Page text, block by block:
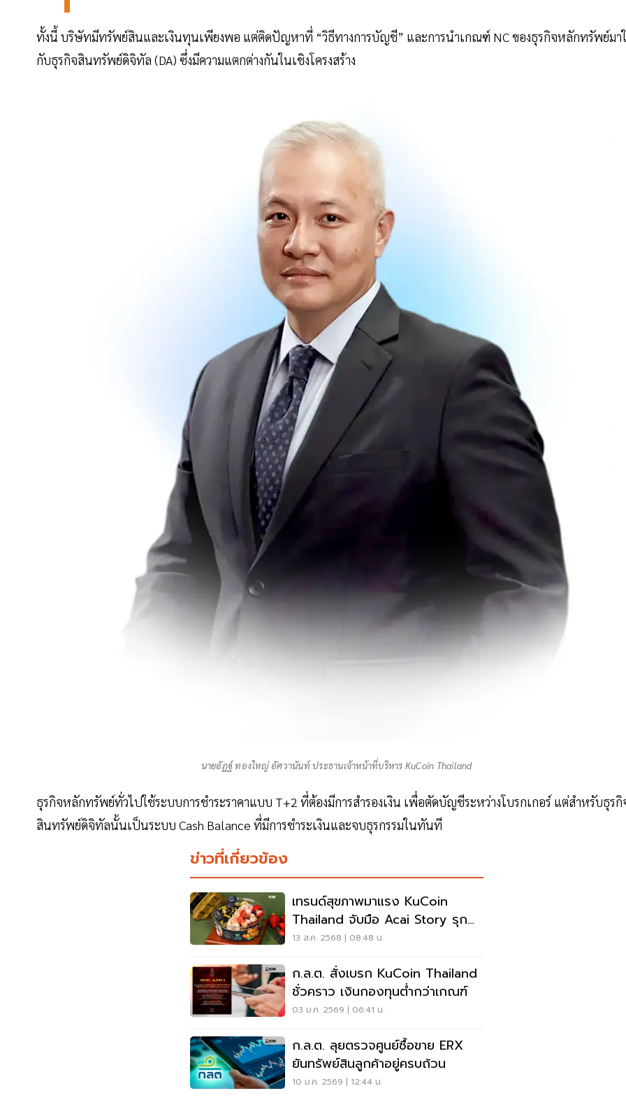
ทั้งนี้ บริษัทมีทรัพย์สินและเงินทุนเพียงพอ แต่ติดปัญหาที่ “วิธีทางการบัญชี” และการนำเกณฑ์ NC ของธุรกิจหลักทรัพย์มา
กับธุรกิจสินทรัพย์ดิจิทัล (DA) ซึ่งมีความแตกต่างกันในเชิงโครงสร้าง
นายอัฏฐ์ ทองใหญ่ อัศวานันท์ ประธานเจ้าหน้าที่บริหาร KuCoin Thailand
ธุรกิจหลักทรัพย์ทั่วไปใช้ระบบการชำระราคาแบบ T+2 ที่ต้องมีการสำรองเงิน เพื่อตัดบัญชีระหว่างโบรกเกอร์ แต่สำหรับธุรกิ
สินทรัพย์ดิจิทัลนั้นเป็นระบบ Cash Balance ที่มีการชำระเงินและจบธุรกรรมในทันที
ข่าวที่เกี่ยวข้อง
เทรนด์สุขภาพมาแรง KuCoin
Thailand จับมือ Acai Story รุก
ตลาดซูเปอร์ฟู้ด
13 ส.ค. 2568 | 08:48 น.
ก.ล.ต. สั่งเบรก KuCoin Thailand
ชั่วคราว เงินกองทุนต่ำกว่าเกณฑ์
03 ม.ค. 2569 | 06:41 น.
ก.ล.ต. ลุยตรวจศูนย์ซื้อขาย ERX
ยันทรัพย์สินลูกค้าอยู่ครบถ้วน
10 ม.ค. 2569 | 12:44 น.